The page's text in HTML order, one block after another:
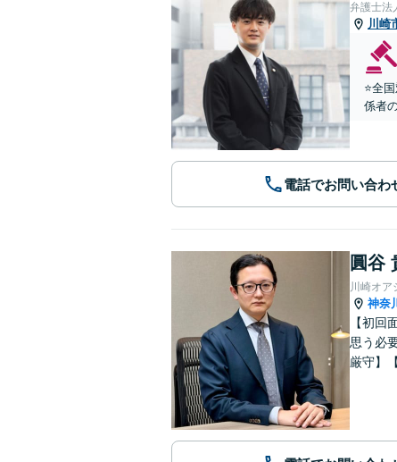
弁護士法
川崎
⭐️全
係者
電話でお問い合わ
圓谷
川崎オア
神奈
【初回
思う必
厳守】